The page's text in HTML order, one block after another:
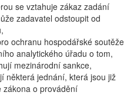
se vztahuje zákaz zadání
zadavatel odstoupit od
ochranu hospodářské soutěže
analytického úřadu o tom,
mezinárodní sankce,
některá jednání, která jsou již
zákona o provádění